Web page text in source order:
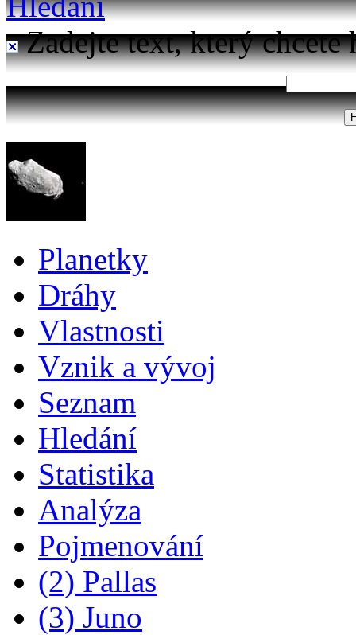
Zadejte text, který chcete
Planetky
Dráhy
Vlastnosti
Vznik a vývoj
Seznam
Hledání
Statistika
Analýza
Pojmenování
(2) Pallas
(3) Juno